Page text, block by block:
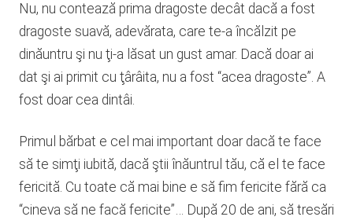
Nu, nu contează prima dragoste decât dacă a fost
dragoste suavă, adevărata, care te-a încălzit pe
dinăuntru şi nu ţi-a lăsat un gust amar. Dacă doar ai
dat şi ai primit cu ţârâita, nu a fost “acea dragoste”. A
fost doar cea dintâi.
Primul bărbat e cel mai important doar dacă te face
să te simţi iubită, dacă ştii înăuntrul tău, că el te face
fericită. Cu toate că mai bine e să fim fericite fără ca
“cineva să ne facă fericite”… După 20 de ani, să tresări